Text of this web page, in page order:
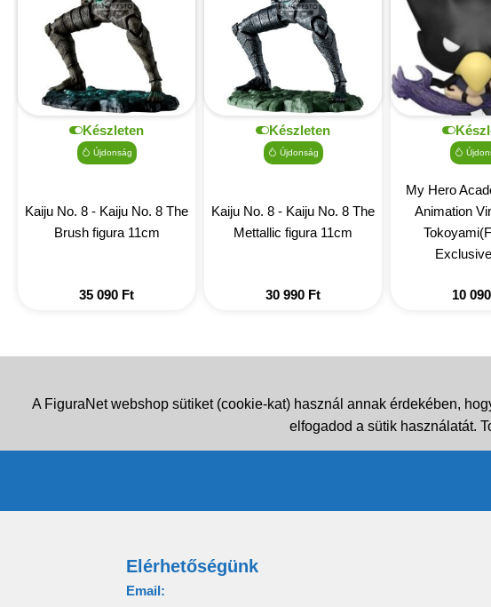
Készleten
Újdonság
Kaiju No. 8 - Kaiju No. 8 The
Brush figura 11cm
35 090 Ft
Készleten
Újdonság
Kaiju No. 8 - Kaiju No. 8 The
Mettallic figura 11cm
30 990 Ft
My Hero
Animation
10 090
A FiguraNet webshop sütiket (cookie-kat) használ annak érdekében,
elfogadod a sütik használatát.
Elérhetőségünk
Email: